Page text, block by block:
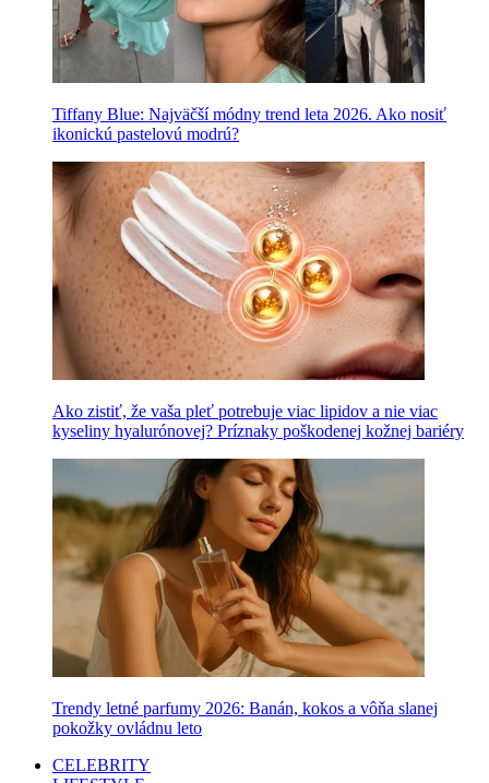
Tiffany Blue: Najväčší módny trend leta 2026. Ako nosiť
ikonickú pastelovú modrú?
Ako zistiť, že vaša pleť potrebuje viac lipidov a nie viac
kyseliny hyalurónovej? Príznaky poškodenej kožnej bariéry
Trendy letné parfumy 2026: Banán, kokos a vôňa slanej
pokožky ovládnu leto
CELEBRITY